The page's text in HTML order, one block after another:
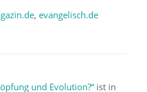
, evangelisch.de
und Evolution?“ist in